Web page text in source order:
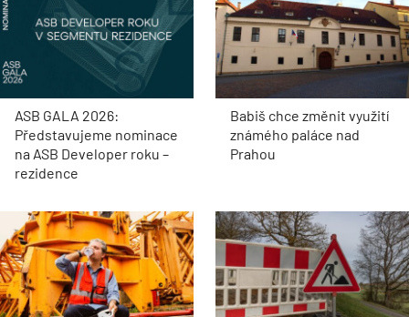
ASB GALA 2026:
Představujeme nominace
na ASB Developer roku –
rezidence
Babiš chce změnit využití
známého paláce nad
Prahou